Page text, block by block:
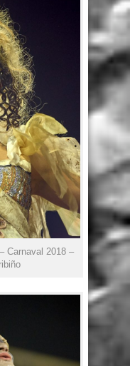
Carnaval 2018 –